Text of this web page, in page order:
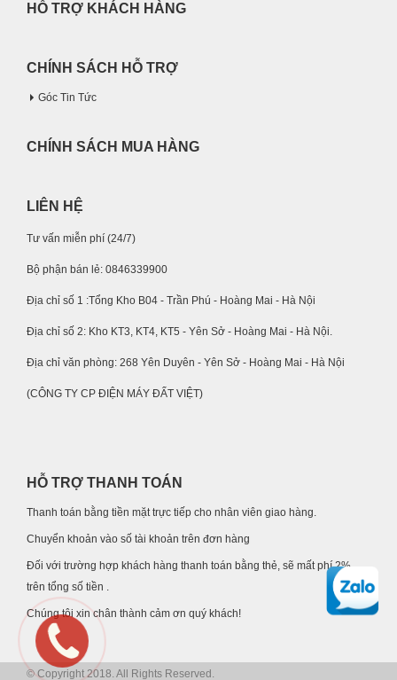
HỖ TRỢ KHÁCH HÀNG
CHÍNH SÁCH HỖ TRỢ
Góc Tin Tức
CHÍNH SÁCH MUA HÀNG
LIÊN HỆ
Tư vấn miễn phí (24/7)
Bộ phận bán lẻ: 0846339900
Địa chỉ số 1 :Tổng Kho B04 - Trần Phú - Hoàng Mai - Hà Nội
Địa chỉ số 2: Kho KT3, KT4, KT5 - Yên Sở - Hoàng Mai - Hà Nội.
Địa chỉ văn phòng: 268 Yên Duyên - Yên Sở - Hoàng Mai - Hà Nội
(CÔNG TY CP ĐIỆN MÁY ĐẤT VIỆT)
HỖ TRỢ THANH TOÁN
Thanh toán bằng tiền mặt trực tiếp cho nhân viên giao hàng.
Chuyển khoản vào số tài khoản trên đơn hàng
Đối với trường hợp khách hàng thanh toán bằng thẻ, sẽ mất phí 2%
trên tổng số tiền .
Chúng tôi xin chân thành cảm ơn quý khách!
© Copyright 2018. All Rights Reserved.